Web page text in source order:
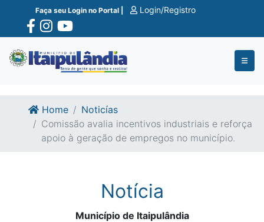
Ir para o conte�do
Ir para o fim do conte�do
Faça seu Login no Portal | Login/Registro
Home
Noticías
Comissão avalia incentivos industriais e reforça
apoio à geração de empregos no município.
Notícia
Município de Itaipulândia